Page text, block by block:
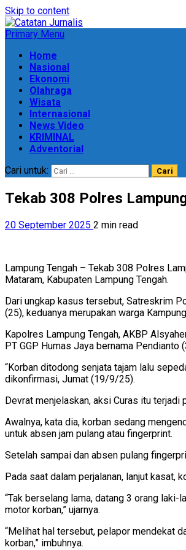
Skip to content
Primary Menu
Home
Nasional
Ekonomi
Olahraga
Wisata
Internasional
News Video
KRIMINAL
Adventorial
Cari untuk:
Tekab 308 Polres
20 September 2025 2 min read
Lampung Tengah – Tekab 308 Polres
Mataram, Kabupaten Lampung Tengah.
Dari ungkap kasus tersebut, Satreskrim
(25), keduanya merupakan warga
Kapolres Lampung Tengah, AKBP
PT GGP Humas Jaya bernama Pendianto
“Korban ditodong senjata tajam lalu
dikonfirmasi, Jumat (19/9/25).
Devrat menjelaskan, aksi Curas itu terjadi
Awalnya, kata dia, korban sedang
untuk absen jam pulang atau fingerprint.
Setelah sampai dan absen pulang
Pada saat dalam perjalanan, lanjut kasat,
“Tak berselang lama, datang 3 orang
motor korban,” ujarnya.
“Melihat hal tersebut, pelapor mendekat
korban,” imbuhnya.